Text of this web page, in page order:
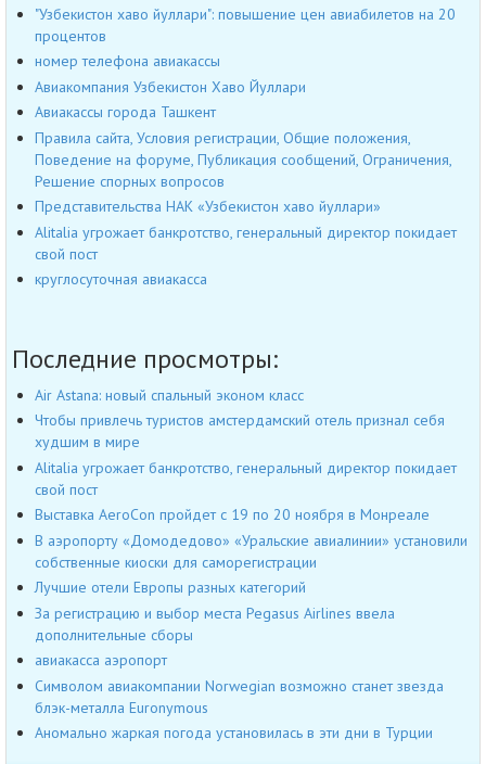
"Узбекистон хаво йуллари": повышение цен авиабилетов на 20
процентов
номер телефона авиакассы
Авиакомпания Узбекистон Хаво Йуллари
Авиакассы города Ташкент
Правила сайта, Условия регистрации, Общие положения,
Поведение на форуме, Публикация сообщений, Ограничения,
Решение спорных вопросов
Представительства НАК «Узбекистон хаво йуллари»
Alitalia угрожает банкротство, генеральный директор покидает
свой пост
круглосуточная авиакасса
Последние просмотры:
Air Astana: новый спальный эконом класс
Чтобы привлечь туристов амстердамский отель признал себя
худшим в мире
Alitalia угрожает банкротство, генеральный директор покидает
свой пост
Выставка AeroCon пройдет с 19 по 20 ноября в Монреале
В аэропорту «Домодедово» «Уральские авиалинии» установили
собственные киоски для саморегистрации
Лучшие отели Европы разных категорий
За регистрацию и выбор места Pegasus Airlines ввела
дополнительные сборы
авиакасса аэропорт
Символом авиакомпании Norwegian возможно станет звезда
блэк-металла Euronymous
Аномально жаркая погода установилась в эти дни в Турции